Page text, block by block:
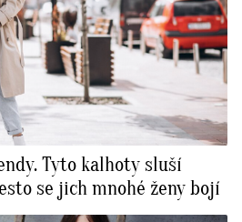
Tyto kalhoty sluší
se jich mnohé ženy bojí